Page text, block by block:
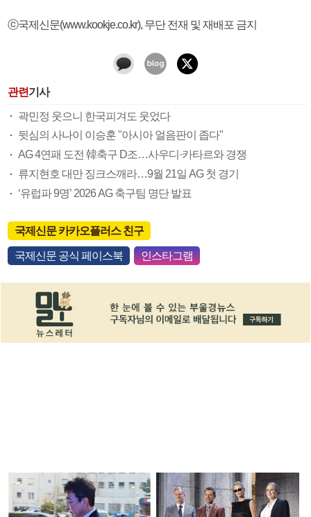
ⓒ국제신문(www.kookje.co.kr), 무단 전재 및 재배포 금지
관련기사
곽민정 웃으니 한국피겨도 웃었다
뒷심의 사나이 이승훈 "아시아 얼음판이 좁다"
AG 4연패 도전 韓축구 D조…사우디·카타르와 경쟁
류지현호 대만 징크스깨라…9월 21일 AG 첫 경기
‘유럽파 9명’ 2026 AG 축구팀 명단 발표
국제신문 카카오플러스 친구
국제신문 공식 페이스북 인스타그램